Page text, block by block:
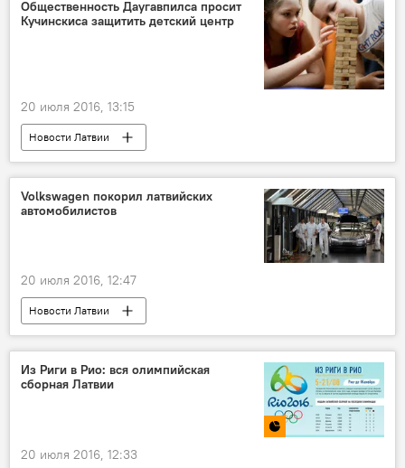
Общественность Даугавпилса просит
Кучинскиса защитить детский центр
20 июля 2016, 13:15
Новости Латвии
Volkswagen покорил латвийских
автомобилистов
20 июля 2016, 12:47
Новости Латвии
Из Риги в Рио: вся олимпийская
сборная Латвии
20 июля 2016, 12:33